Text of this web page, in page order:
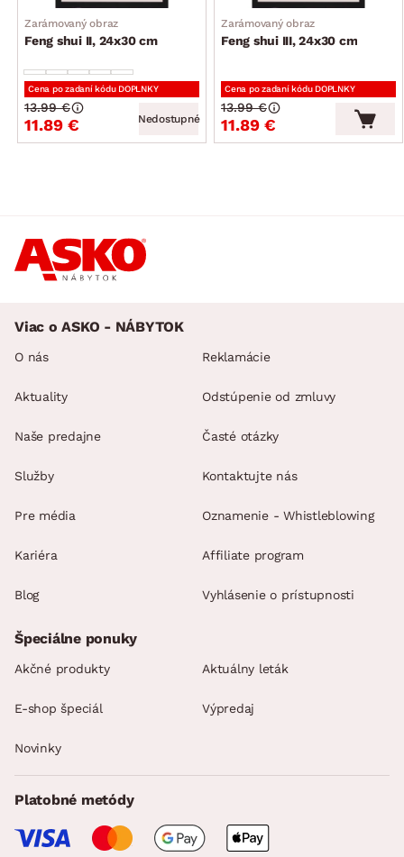
Zarámovaný obraz
Feng shui II, 24x30 cm
Cena po zadaní kódu DOPLNKY
11.89 €
13.99 €
Nedostupné
Zarámovaný obraz
Feng shui III, 24x30 cm
Cena po zadaní kódu DOPLNKY
11.89 €
13.99 €
Viac o ASKO - NÁBYTOK
O nás
Aktuality
Naše predajne
Služby
Pre média
Kariéra
Blog
Reklamácie
Odstúpenie od zmluvy
Časté otázky
Kontaktujte nás
Oznamenie - Whistleblowing
Affiliate program
Vyhlásenie o prístupnosti
Špeciálne ponuky
Akčné produkty Aktuálny leták
E-shop špeciál Výpredaj
Novinky
Platobné metódy